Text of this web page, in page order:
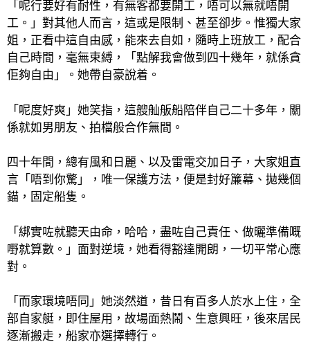
「呢行要好有耐性，有無客都要開工，唔可以無就唔開
工。」對其他人而言，這或是限制、甚至卻步。惟獨大家
姐，正看中這自由感，能來去自如，隨時上班放工，配合
自己時間，毫無束縛，「點解我會做到四十幾年，就係貪
佢夠自由」。她帶自豪說着。
「呢度好爽」她笑指，這艘舢舨船陪伴自己二十多年，關
係就如男朋友、拍檔般合作無間。
四十年間，總有風和日麗、以及雷電交加日子，大家姐直
言「唔到你驚」，唯一保護方法，便是封好簾幕、拋幾個
錨，固定船隻。
「綁實咗就聽天由命，哈哈，盡咗自己責任、做曬準備嘅
嘢就算數。」面對逆境，她看得豁達開朗，一切平常心應
對。
「而家環境唔同」她淡然道，昔日有百多人於水上住，全
部自家艇，即住屋用，故場面熱鬧、生意興旺，後來居民
逐漸搬走，船家亦選擇轉行。